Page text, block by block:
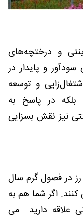
و درختچه‌های
و پایدار در
و توسعه
در پاسخ به
نیز نقش بسزایی
رز در فصول گرم سال
اگر شما هم به
علاقه دارید می